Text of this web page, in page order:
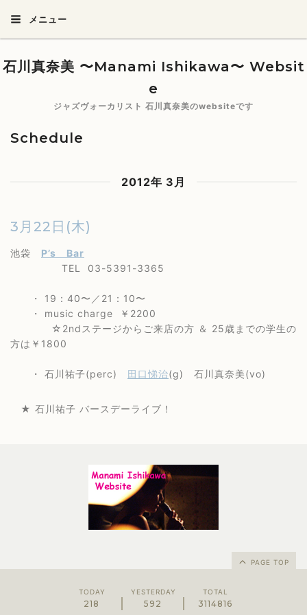
メニュー
石川真奈美 〜Manami Ishikawa〜 Websit
e
ジャズヴォーカリスト 石川真奈美のwebsiteです
Schedule
2012年 3月
3月22日(木)
池袋 P’s Bar
TEL 03-5391-3365
・ 19：40〜／21：10〜
・ music charge ￥2200
☆2ndステージからご来店の方 ＆ 25歳までの学生の
方は￥1800
・ 石川祐子(perc) 田口悌治(g) 石川真奈美(vo)
★ 石川祐子 バースデーライブ！
PAGE TOP
TODAY
218
YESTERDAY
592
TOTAL
3114816